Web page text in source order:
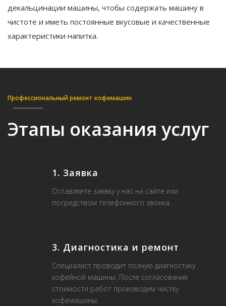
декальцинации машины, чтобы содержать машину в
чистоте и иметь постоянные вкусовые и качественные
характеристики напитка.
Профессиональный ремонт кофемашин
Этапы оказания услуг
1. Заявка
Оставляете заявку у нас на сайте или
посредством телефонного звонка.
3. Диагностика и ремонт
Специалист проводит полную диагностику
кофейной машины. После согласования
стоимости работ производим чистку
кофемашины.